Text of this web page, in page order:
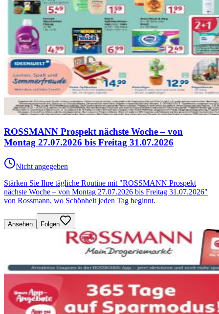
ROSSMANN Prospekt nächste Woche – von
Montag 27.07.2026 bis Freitag 31.07.2026
Nicht angegeben
Stärken Sie Ihre tägliche Routine mit "ROSSMANN Prospekt
nächste Woche – von Montag 27.07.2026 bis Freitag 31.07.2026"
von Rossmann, wo Schönheit jeden Tag beginnt.
Ansehen Folgen